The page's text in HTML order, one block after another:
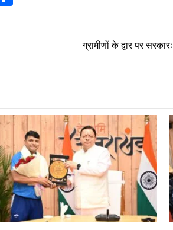
ग्रामीणों के द्वार पर